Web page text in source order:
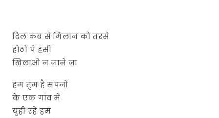
दिल कब से मिलान को तरसे
होठों पे हसी
खिलाओ न जाने जा
हम तुम है सपनो
के एक गांव में
युही रहे हम